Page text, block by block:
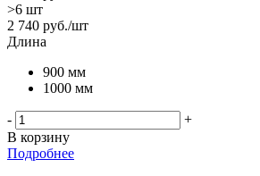
>6 шт
2 740 руб./шт
Длина
900 мм
1000 мм
-
+
В корзину
Подробнее